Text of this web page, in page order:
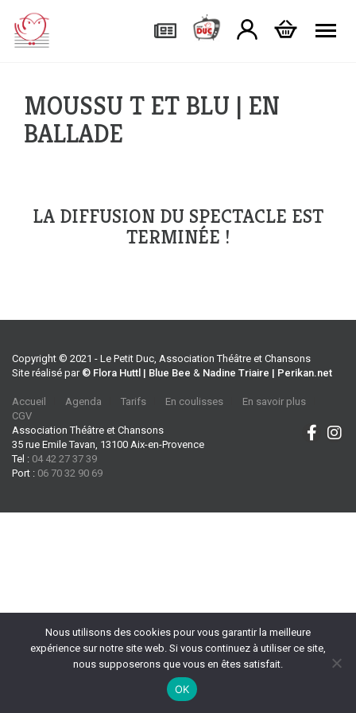
MOUSSU T ET BLU | EN
BALLADE
LA DIFFUSION DU SPECTACLE EST
TERMINÉE !
Copyright © 2021 - Le Petit Duc, Association Théâtre et Chansons
Site réalisé par © Flora Huttl | Blue Bee & Nadine Triaire | Perikan.net
Accueil Agenda Tarifs En coulisses
En savoir plus
CGV
Association Théâtre et Chansons
35 rue Emile Tavan, 13100 Aix-en-Provence
Tel : 04 42 27 37 39
Port : 06 70 32 90 69
Nous utilisons des cookies pour vous garantir la meilleure
expérience sur notre site web. Si vous continuez à utiliser ce site,
nous supposerons que vous en êtes satisfait.
OK